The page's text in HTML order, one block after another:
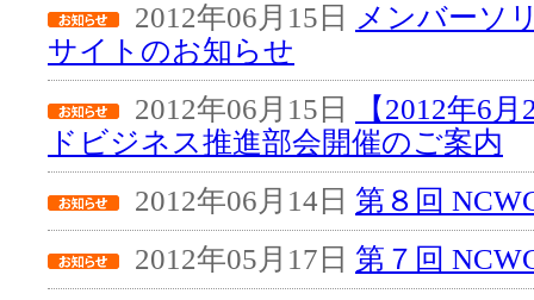
2012年06月15日
メンバーソ
サイトのお知らせ
2012年06月15日
【2012年6
ドビジネス推進部会開催のご案内
2012年06月14日 第８回
2012年05月17日 第７回